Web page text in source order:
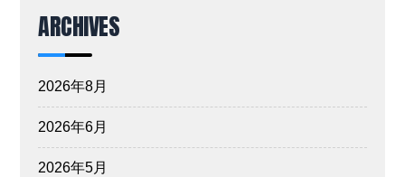
ARCHIVES
2026年8月
2026年6月
2026年5月